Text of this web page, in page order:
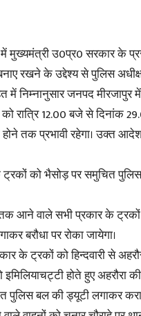
मुख्यमंत्री उ0प्र0 सरकार के
रखने के उद्देश्य से पुलिस
में निम्नानुसार जनपद मीरजापुर
रात्रि 12.00 बजे से दिनांक
होने तक प्रभावी रहेगा। उक्त
को भैसोड़ पर समुचित
आने वाले सभी प्रकार के ट्रकों
बरौधा पर रोका जायेगा।
ट्रकों को हिन्दवारी से
होते हुए अहरौरा की
पुलिस बल की ड्यूटी लगाकर